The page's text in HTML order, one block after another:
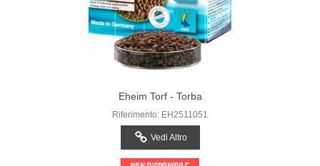
Eheim Torf - Torba
Riferimento: EH2511051
Vedi Altro